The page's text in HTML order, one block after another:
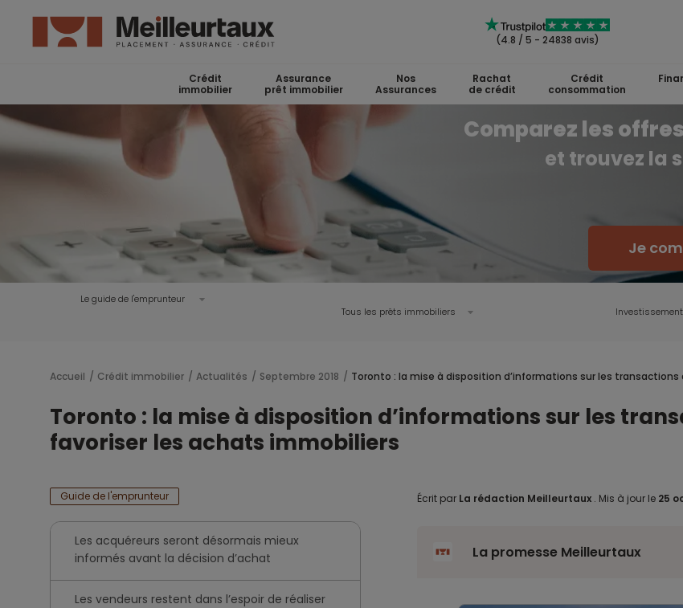
(4.8 / 5 - 24838 avis)
Crédit
immobilier
Assurance
prêt immobilier
Nos
Assurances
Rachat
de crédit
Crédit
consommation
Comparez les
et trouvez la
Je
Le guide de l'emprunteur
Tous les prêts immobiliers
Accueil Crédit immobilier Actualités Septembre 2018 Toronto : la mise à disposition d’informations sur les
Toronto : la mise à disposition d’informations sur les
favoriser les achats immobiliers
Guide de l'emprunteur
Les acquéreurs seront désormais mieux
informés avant la décision d’achat
Les vendeurs restent dans l’espoir de réaliser
Écrit par La rédaction Meilleurtaux . Mis à jour le 25
La promesse Meilleurtaux